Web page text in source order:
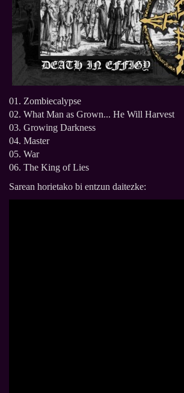
01. Zombiecalypse
02. What Man as Grown... He Will Harvest
03. Growing Darkness
04. Master
05. War
06. The King of Lies
Sarean horietako bi entzun daitezke: